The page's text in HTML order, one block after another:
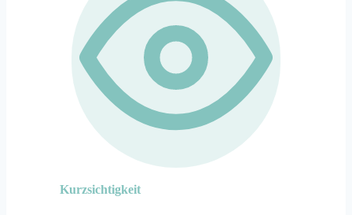
Kurzsichtigkeit